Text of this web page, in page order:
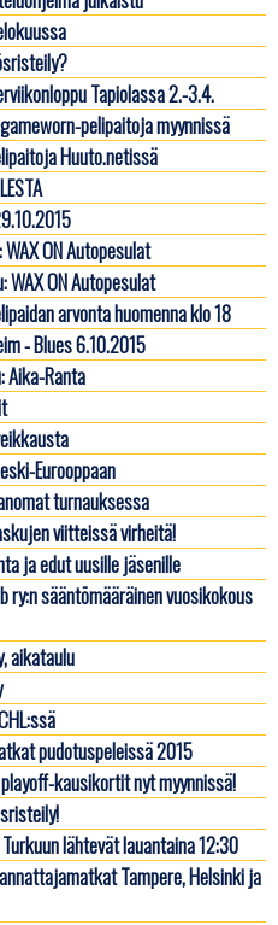
Tapiolassa 2.-3.4.
pelipaitoja myynnissä
Huuto.netissä
ON Autopesulat
WAX ON Autopesulat
arvonta huomenna klo 18
- Blues 6.10.2015
Aika-Ranta
Eurooppaan
turnauksessa
viitteissä virheitä!
ja edut uusille jäsenille
ry:n sääntömääräinen vuosikokous
aikataulu
pudotuspeleissä 2015
kausikortit nyt myynnissä!
lähtevät lauantaina 12:30
Tampere, Helsinki ja